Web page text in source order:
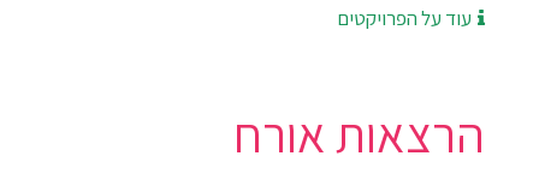
עוד על הפרויקטים
הרצאות אורח